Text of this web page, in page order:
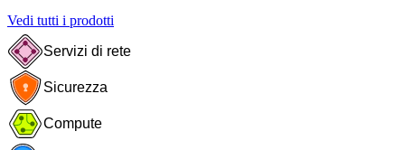
Vedi tutti i prodotti
Servizi di rete
Sicurezza
Compute